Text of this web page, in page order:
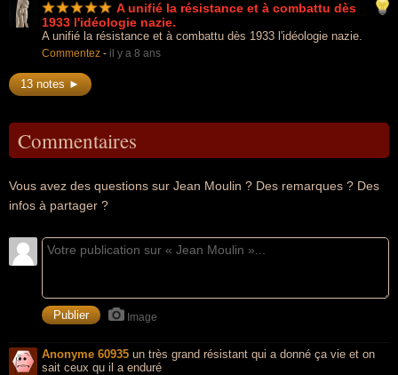
A unifié la résistance et à combattu dès
1933 l'idéologie nazie.
A unifié la résistance et à combattu dès 1933 l'idéologie nazie.
Commentez - il y a 8 ans
13 notes ►
Commentaires
Vous avez des questions sur Jean Moulin ? Des remarques ? Des
infos à partager ?
Image
Anonyme 60935 un très grand résistant qui a donné ça vie et on
sait ceux qu il a enduré